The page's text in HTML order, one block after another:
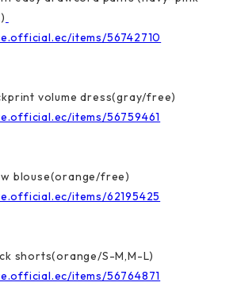
items/56742710
volume dress(gray/free)
items/56759461
blouse(orange/free)
items/62195425
shorts(orange/S-M,M-L)
items/56764871